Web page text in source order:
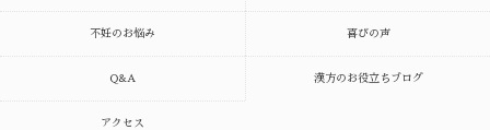
不妊のお悩み 喜びの声
Q&A 漢方のお役立ちブログ
アクセス